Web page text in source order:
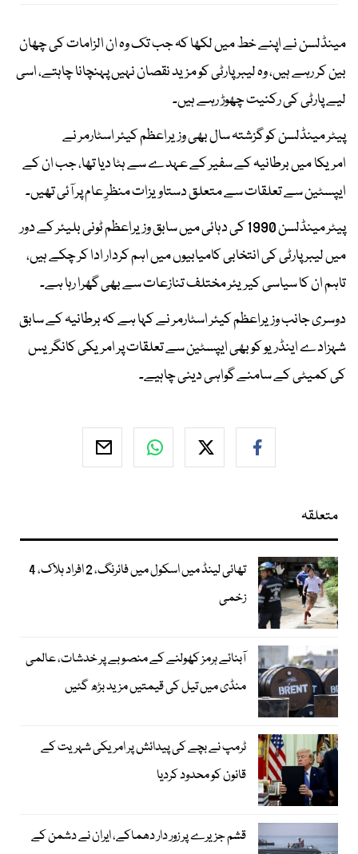
مینڈلسن نے اپنے خط میں لکھا کہ جب تک وہ ان الزامات کی چھان
بین کر رہے ہیں، وہ لیبر پارٹی کو مزید نقصان نہیں پہنچانا چاہتے، اسی
لیے پارٹی کی رکنیت چھوڑ رہے ہیں۔
پیٹر مینڈلسن کو گزشتہ سال بھی وزیراعظم کیئر اسٹارمر نے
امریکا میں برطانیہ کے سفیر کے عہدے سے ہٹا دیا تھا، جب ان کے
ایپسٹین سے تعلقات سے متعلق دستاویزات منظرِ عام پر آئی تھیں۔
پیٹر مینڈلسن 1990 کی دہائی میں سابق وزیراعظم ٹونی بلیئر کے دور
میں لیبر پارٹی کی انتخابی کامیابیوں میں اہم کردار ادا کر چکے ہیں،
تاہم ان کا سیاسی کیریئر مختلف تنازعات سے بھی گھرا رہا ہے۔
دوسری جانب وزیراعظم کیئر اسٹارمر نے کہا ہے کہ برطانیہ کے سابق
شہزادے اینڈریو کو بھی ایپسٹین سے تعلقات پر امریکی کانگریس
کی کمیٹی کے سامنے گواہی دینی چاہیے۔
متعلقہ
تھائی لینڈ میں اسکول میں فائرنگ، 2 افراد ہلاک، 4
زخمی
آبنائے ہرمز کھولنے کے منصوبے پر خدشات، عالمی
منڈی میں تیل کی قیمتیں مزید بڑھ گئیں
ٹرمپ نے بچے کی پیدائش پر امریکی شہریت کے
قانون کو محدود کردیا
قشم جزیرے پر زور دار دھماکے، ایران نے دشمن کے